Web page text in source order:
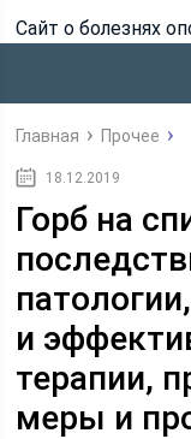
Сайт о болезнях
Главная Прочее
18.12.2019
Горб на
и
терапии,
меры и